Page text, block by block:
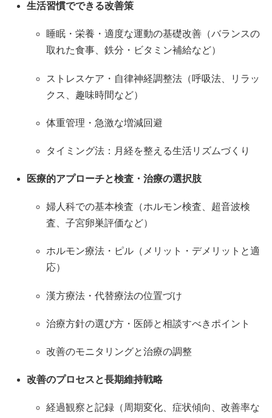
生活習慣でできる改善策
睡眠・栄養・適度な運動の基礎改善（バランスの
取れた食事、鉄分・ビタミン補給など）
ストレスケア・自律神経調整法（呼吸法、リラッ
クス、趣味時間など）
体重管理・急激な増減回避
タイミング法：月経を整える生活リズムづくり
医療的アプローチと検査・治療の選択肢
婦人科での基本検査（ホルモン検査、超音波検
査、子宮卵巣評価など）
ホルモン療法・ピル（メリット・デメリットと適
応）
漢方療法・代替療法の位置づけ
治療方針の選び方・医師と相談すべきポイント
改善のモニタリングと治療の調整
改善のプロセスと長期維持戦略
経過観察と記録（周期変化、症状傾向、改善率な